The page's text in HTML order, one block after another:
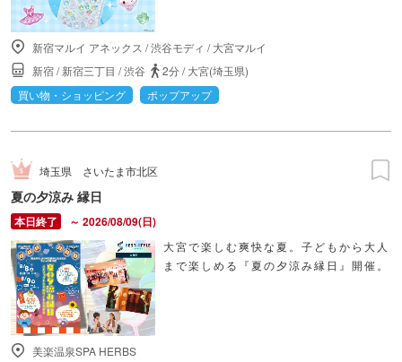
新宿マルイ アネックス /渋谷モディ /大宮マルイ
新宿/新宿三丁目 /渋谷 2分/大宮(埼玉県)
買い物・ショッピング
ポップアップ
埼玉県 さいたま市北区
夏の夕涼み 縁日
～ 2026/08/09(日)
大宮で楽しむ爽快な夏。子どもから大人
まで楽しめる『夏の夕涼み縁日』開催。
美楽温泉SPA HERBS